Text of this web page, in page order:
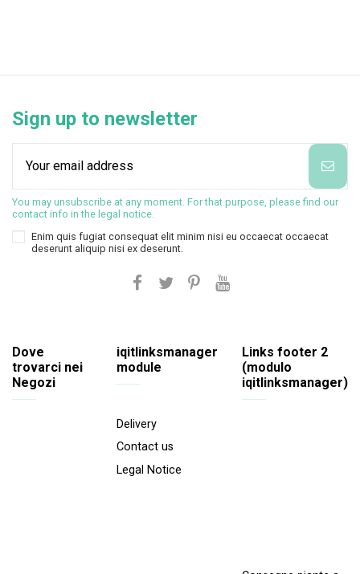
Sign up to newsletter
You may unsubscribe at any moment. For that purpose, please find our
contact info in the legal notice.
Enim quis fugiat consequat elit minim nisi eu occaecat occaecat
deserunt aliquip nisi ex deserunt.
Dove
trovarci nei
Negozi
iqitlinksmanager
module
Delivery
Contact us
Legal Notice
Links footer 2
(modulo
iqitlinksmanager)